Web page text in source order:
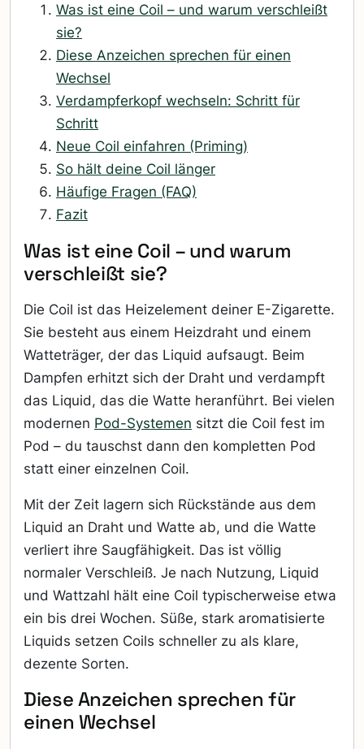
Was ist eine Coil – und warum verschleißt
sie?
Diese Anzeichen sprechen für einen
Wechsel
Verdampferkopf wechseln: Schritt für
Schritt
Neue Coil einfahren (Priming)
So hält deine Coil länger
Häufige Fragen (FAQ)
Fazit
Was ist eine Coil – und warum
verschleißt sie?
Die Coil ist das Heizelement deiner E-Zigarette.
Sie besteht aus einem Heizdraht und einem
Watteträger, der das Liquid aufsaugt. Beim
Dampfen erhitzt sich der Draht und verdampft
das Liquid, das die Watte heranführt. Bei vielen
modernen Pod-Systemen sitzt die Coil fest im
Pod – du tauschst dann den kompletten Pod
statt einer einzelnen Coil.
Mit der Zeit lagern sich Rückstände aus dem
Liquid an Draht und Watte ab, und die Watte
verliert ihre Saugfähigkeit. Das ist völlig
normaler Verschleiß. Je nach Nutzung, Liquid
und Wattzahl hält eine Coil typischerweise etwa
ein bis drei Wochen. Süße, stark aromatisierte
Liquids setzen Coils schneller zu als klare,
dezente Sorten.
Diese Anzeichen sprechen für
einen Wechsel